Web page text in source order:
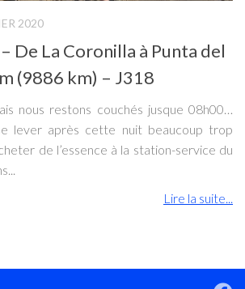
2020
De La Coronilla à Punta del
(9886 km) – J318
nous restons couchés jusque 08h00…
lever après cette nuit beaucoup trop
de l’essence à la station-service du
Lire la suite...